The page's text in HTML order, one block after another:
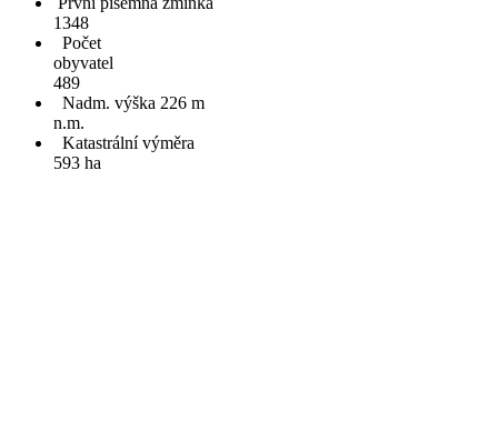
1348
Počet
obyvatel
489
Nadm. výška 226 m
n.m.
Katastrální výměra
593 ha